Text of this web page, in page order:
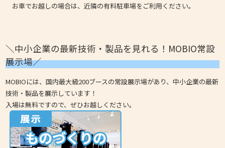
お車でお越しの場合は、近隣の有料駐車場をご利用ください。
＼中小企業の最新技術・製品を見れる！MOBIO常設
展示場／
MOBIOには、国内最大級200ブースの常設展示場があり、中小企業の最新
技術・製品を展示しています！
入場は無料ですので、ぜひお越しください。